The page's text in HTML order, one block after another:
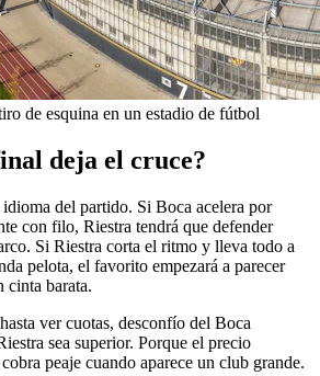
de esquina en un estadio de fútbol
deja el cruce?
del partido. Si Boca acelera por
con filo, Riestra tendrá que defender
Si Riestra corta el ritmo y lleva todo a
pelota, el favorito empezará a parecer
cinta barata.
ver cuotas, desconfío del Boca
sea superior. Porque el precio
peaje cuando aparece un club grande.